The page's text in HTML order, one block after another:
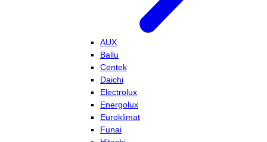
AUX
Ballu
Centek
Daichi
Electrolux
Energolux
Euroklimat
Funai